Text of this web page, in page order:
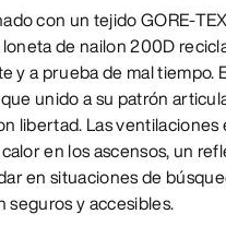
con un tejido GORE-
de nailon 200D
y a prueba de mal tiempo.
unido a su patrón
libertad. Las ventilaciones
en los ascensos, un
en situaciones de
seguros y accesibles.